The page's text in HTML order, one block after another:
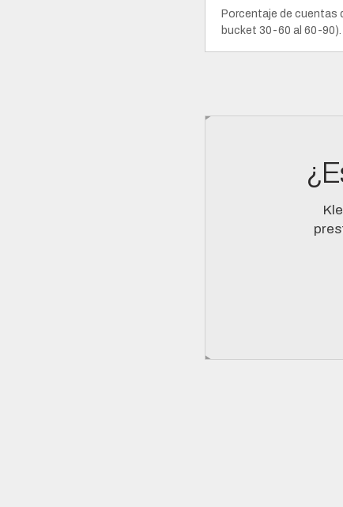
Porcentaje de cuentas
bucket 30-60 al 60-90).